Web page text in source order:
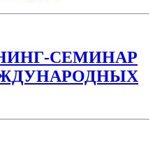
СЕМИНАР